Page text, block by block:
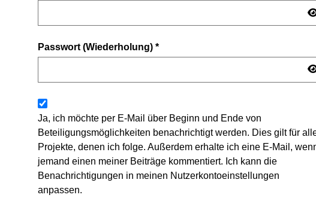
Passwort (Wiederholung) *
Ja, ich möchte per E-Mail über Beginn und Ende von
Beteiligungsmöglichkeiten benachrichtigt werden. Dies gilt für
Projekte, denen ich folge. Außerdem erhalte ich eine E-Mail,
jemand einen meiner Beiträge kommentiert. Ich kann die
Benachrichtigungen in meinen Nutzerkontoeinstellungen
anpassen.